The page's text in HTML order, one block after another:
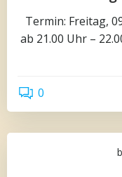
Termin: Freitag,
ab 21.00 Uhr –
0